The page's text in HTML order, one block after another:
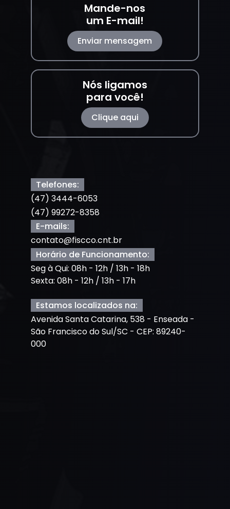
Mande-nos
um E-mail!
Enviar mensagem
Nós ligamos
para você!
Clique aqui
Telefones:
(47) 3444-6053
(47) 99272-8358
E-mails:
contato@fiscco.cnt.br
Horário de Funcionamento:
Seg à Qui: 08h - 12h / 13h - 18h
Sexta: 08h - 12h / 13h - 17h
Estamos localizados na:
Avenida Santa Catarina, 538 - Enseada -
São Francisco do Sul/SC - CEP: 89240-
000